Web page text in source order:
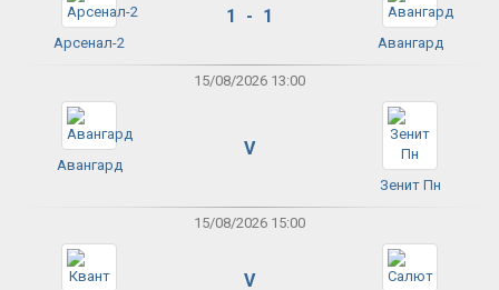
Арсенал-2
1 - 1
Авангард
15/08/2026 13:00
Авангард
V
Зенит Пн
15/08/2026 15:00
V